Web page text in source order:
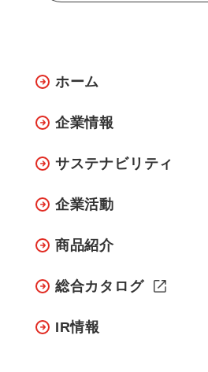
ホーム
企業情報
サステナビリティ
企業活動
商品紹介
総合カタログ
IR情報